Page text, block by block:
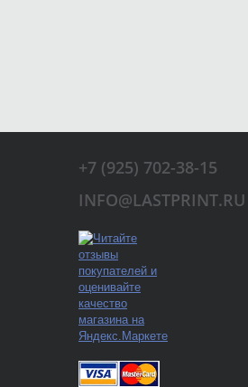
+7 (925) 702-38-15
INFO@LASTPRINT.RU